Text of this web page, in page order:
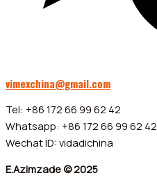
vimexchina@gmail.com
Tel: +86 172 66 99 62 42
Whatsapp: +86 172 66 99 62 42
Wechat ID: vidadichina
E.Azimzade © 2025